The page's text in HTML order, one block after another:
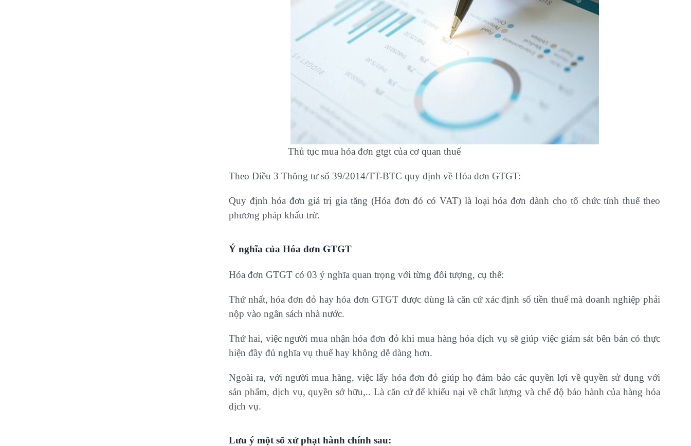
Thủ tục mua hóa đơn gtgt của cơ quan thuế
Theo Điều 3 Thông tư số 39/2014/TT-BTC quy định về Hóa đơn GTGT:
Quy định hóa đơn giá trị gia tăng (Hóa đơn đỏ có VAT) là loại hóa đơn dành cho tổ chức tính thuế theo
phương pháp khấu trừ.
Ý nghĩa của Hóa đơn GTGT
Hóa đơn GTGT có 03 ý nghĩa quan trọng với từng đối tượng, cụ thể:
Thứ nhất, hóa đơn đỏ hay hóa đơn GTGT được dùng là căn cứ xác định số tiền thuế mà doanh nghiệp phải
nộp vào ngân sách nhà nước.
Thứ hai, việc người mua nhận hóa đơn đỏ khi mua hàng hóa dịch vụ sẽ giúp việc giám sát bên bán có thực
hiện đầy đủ nghĩa vụ thuế hay không dễ dàng hơn.
Ngoài ra, với người mua hàng, việc lấy hóa đơn đỏ giúp họ đảm bảo các quyền lợi về quyền sử dụng với
sản phẩm, dịch vụ, quyền sở hữu,.. Là căn cứ để khiếu nại về chất lượng và chế độ bảo hành của hàng hóa
dịch vụ.
Lưu ý một số xử phạt hành chính sau: